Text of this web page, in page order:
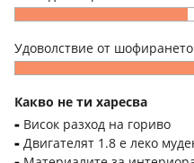
Удоволствие от шофирането
Какво не ти харесва
Висок разход на гориво
Двигателят 1.8 е леко